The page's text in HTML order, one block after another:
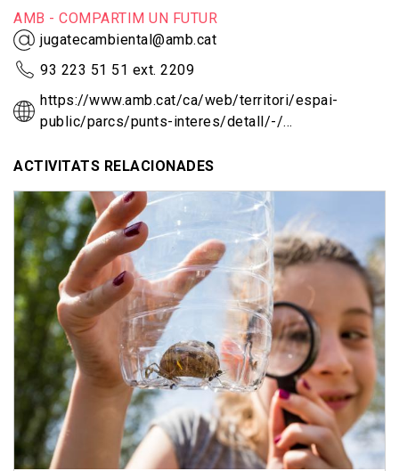
AMB - COMPARTIM UN FUTUR
jugatecambiental@amb.cat
93 223 51 51 ext. 2209
https://www.amb.cat/ca/web/territori/espai-
public/parcs/punts-interes/detall/-/…
ACTIVITATS RELACIONADES